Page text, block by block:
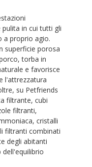
in cui tutti gli
a proprio agio.
superficie porosa
torba in
e favorisce
l'attrezzatura
su Petfriends
filtrante, cubi
filtranti,
cristalli
filtranti combinati
degli abitanti